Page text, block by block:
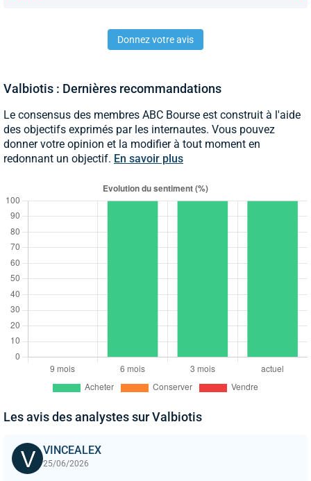
Donnez votre avis
Valbiotis : Dernières recommandations
Le consensus des membres ABC Bourse est construit à l'aide
des objectifs exprimés par les internautes. Vous pouvez
donner votre opinion et la modifier à tout moment en
redonnant un objectif. En savoir plus
Les avis des analystes sur Valbiotis
VINCEALEX
25/06/2026